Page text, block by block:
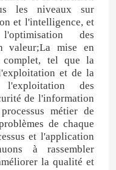
(CAN)
les niveaux sur
et l'intelligence, et
des
valeur;La mise en
complet, tel que la
et de la
des
de l'information
métier de
de chaque
et l'application
à rassembler
la qualité et